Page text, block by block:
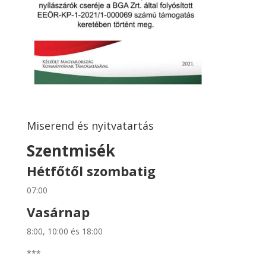
Miserend és nyitvatartás
Szentmisék
Hétfőtől szombatig
07:00
Vasárnap
8:00, 10:00 és 18:00
***